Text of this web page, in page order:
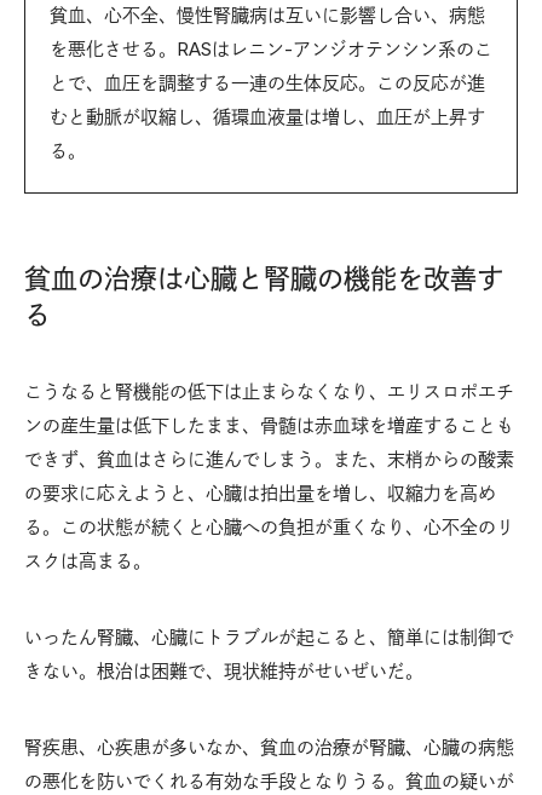
貧血、心不全、慢性腎臓病は互いに影響し合い、病態
を悪化させる。RASはレニン-アンジオテンシン系のこ
とで、血圧を調整する一連の生体反応。この反応が進
むと動脈が収縮し、循環血液量は増し、血圧が上昇す
る。
貧血の治療は心臓と腎臓の機能を改善す
る
こうなると腎機能の低下は止まらなくなり、エリスロポエチ
ンの産生量は低下したまま、骨髄は赤血球を増産することも
できず、貧血はさらに進んでしまう。また、末梢からの酸素
の要求に応えようと、心臓は拍出量を増し、収縮力を高め
る。この状態が続くと心臓への負担が重くなり、心不全のリ
スクは高まる。
いったん腎臓、心臓にトラブルが起こると、簡単には制御で
きない。根治は困難で、現状維持がせいぜいだ。
腎疾患、心疾患が多いなか、貧血の治療が腎臓、心臓の病態
の悪化を防いでくれる有効な手段となりうる。貧血の疑いが